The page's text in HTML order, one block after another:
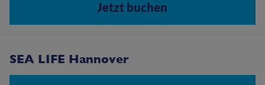
Jetzt buchen
SEA LIFE Hannover